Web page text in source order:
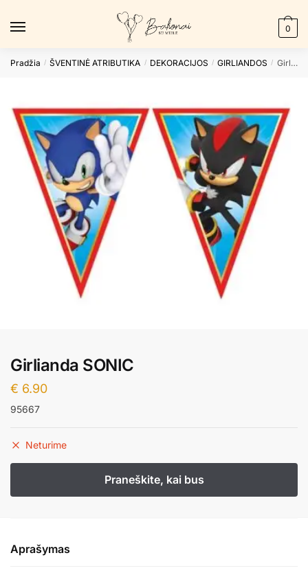
0
Pradžia / ŠVENTINĖ ATRIBUTIKA / DEKORACIJOS / GIRLIANDOS / Girlianda SONIC
Girlianda SONIC
€ 6.90
95667
Neturime
Aprašymas